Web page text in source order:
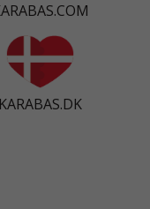
KARABAS.DK